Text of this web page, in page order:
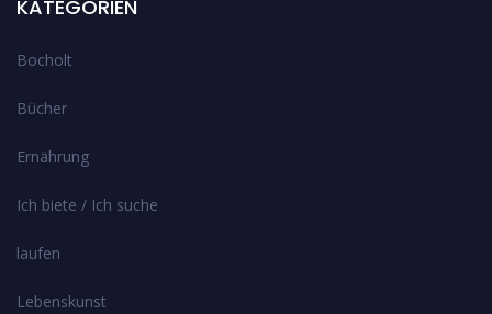
KATEGORIEN
Bocholt
Bücher
Ernährung
Ich biete / Ich suche
laufen
Lebenskunst